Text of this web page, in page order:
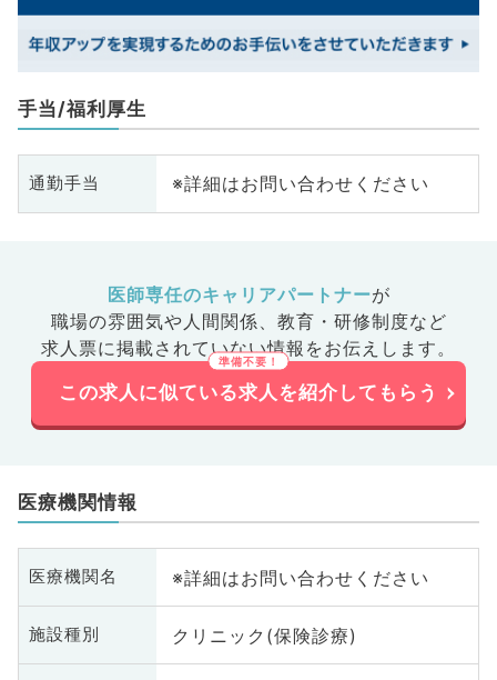
手当/福利厚生
通勤手当 ※詳細はお問い合わせください
医師専任のキャリアパートナーが
職場の雰囲気や人間関係、 教育・研修制度など
求人票に掲載されていない情報をお伝えします。
この求人に似ている求人を紹介してもらう
医療機関情報
医療機関名 ※詳細はお問い合わせください
施設種別 クリニック(保険診療)